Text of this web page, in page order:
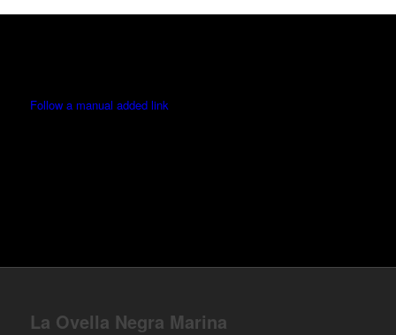
Follow a manual added link
La Ovella Negra Marina